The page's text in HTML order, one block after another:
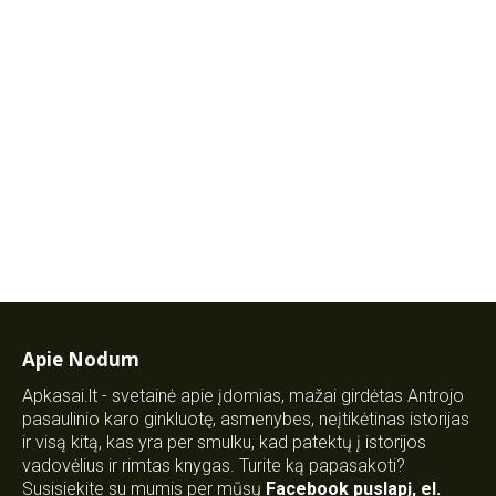
Apie Nodum
Apkasai.lt - svetainė apie įdomias, mažai girdėtas Antrojo
pasaulinio karo ginkluotę, asmenybes, neįtikėtinas istorijas
ir visą kitą, kas yra per smulku, kad patektų į istorijos
vadovėlius ir rimtas knygas. Turite ką papasakoti?
Susisiekite su mumis per mūsų Facebook puslapį, el.